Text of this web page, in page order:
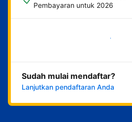
Pembayaran untuk 2026
Mulai sekarang
Sudah mulai mendaftar?
Lanjutkan pendaftaran Anda